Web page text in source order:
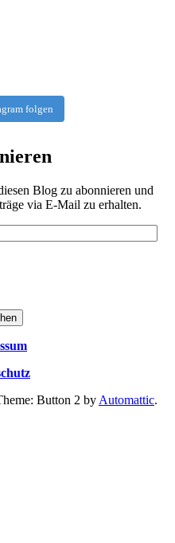
folgen
Blog zu abonnieren und
via E-Mail zu erhalten.
Button 2 by Automattic.